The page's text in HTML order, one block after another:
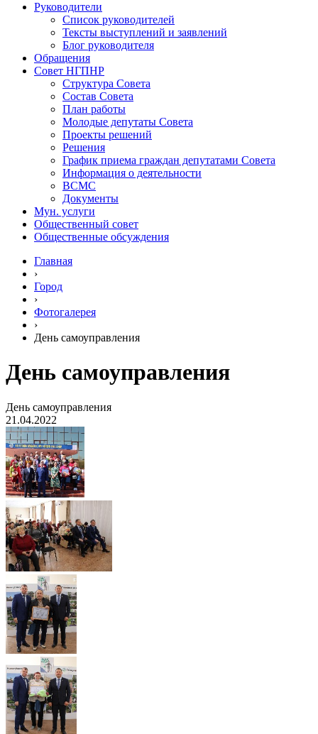
Руководители
Список руководителей
Тексты выступлений и заявлений
Блог руководителя
Обращения
Совет НГПНР
Структура Совета
Состав Совета
План работы
Молодые депутаты Совета
Проекты решений
Решения
График приема граждан депутатами Совета
Информация о деятельности
ВСМС
Документы
Мун. услуги
Общественный совет
Общественные обсуждения
Главная
›
Город
›
Фотогалерея
›
День самоуправления
День самоуправления
День самоуправления
21.04.2022